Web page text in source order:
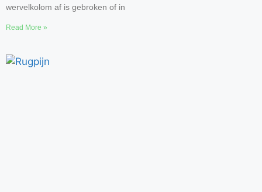
wervelkolom af is gebroken of in
Read More »